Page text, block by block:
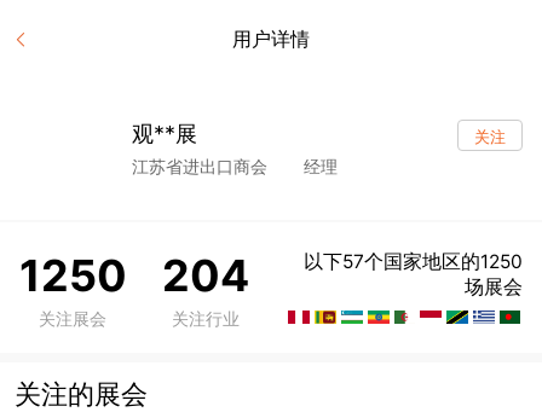
用户详情
观**展
江苏省进出口商会 经理
关注
1250
关注展会
204
关注行业
以下57个国家地区的1250
场展会
关注的展会